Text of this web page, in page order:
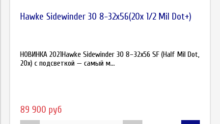
Hawke Sidewinder 30 8-32x56(20x 1/2 Mil Dot+)
НОВИНКА 2021Hawke Sidewinder 30 8–32x56 SF (Half Mil Dot,
20x) с подсветкой — самый м...
89 900 руб